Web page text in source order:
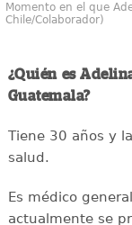
Momento en el que
Chile/Colaborador)
¿Quién es
Guatemala?
Tiene 30 años y
salud.
Es médico
actualmente se